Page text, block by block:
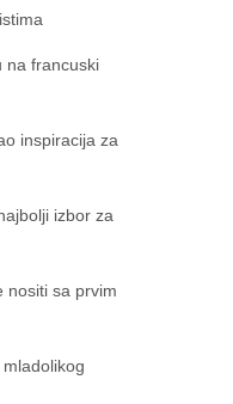
na francuski
inspiracija za
izbor za
nositi sa prvim